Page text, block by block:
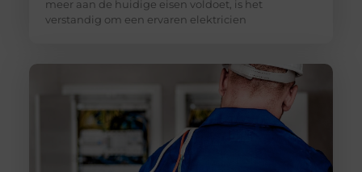
meer aan de huidige eisen voldoet, is het
verstandig om een ervaren elektricien